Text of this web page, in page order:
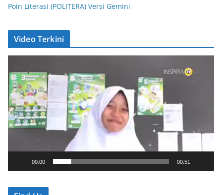
Poin Literasi (POLITERA) Versi Gemini
Video Terkini
i
e
o
P
e
r
00:00 00:51